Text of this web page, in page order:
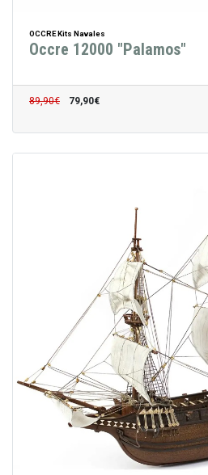
OCCRE Kits Navales
Occre 12000 "Palamos"
89,90€ 79,90€